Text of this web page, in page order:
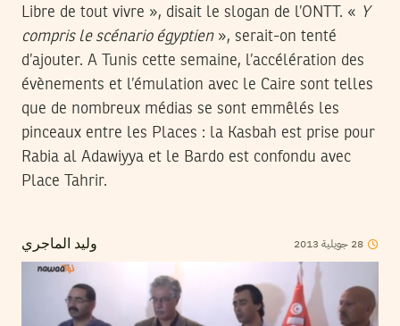
Libre de tout vivre », disait le slogan de l’ONTT. « Y
compris le scénario égyptien», serait-on tenté
d’ajouter. A Tunis cette semaine, l’accélération des
évènements et l’émulation avec le Caire sont telles
que de nombreux médias se sont emmêlés les
pinceaux entre les Places : la Kasbah est prise pour
Rabia al Adawiyya et le Bardo est confondu avec
Place Tahrir.
وليد الماجري 28 جويلية 2013